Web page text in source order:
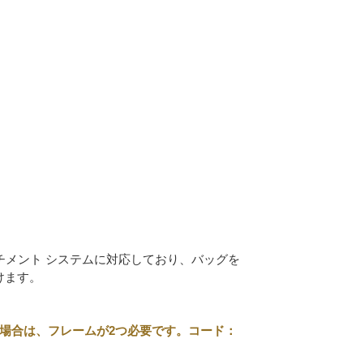
ント システムに対応しており、バッグを
す。
合は、フレームが2つ必要です。コード：